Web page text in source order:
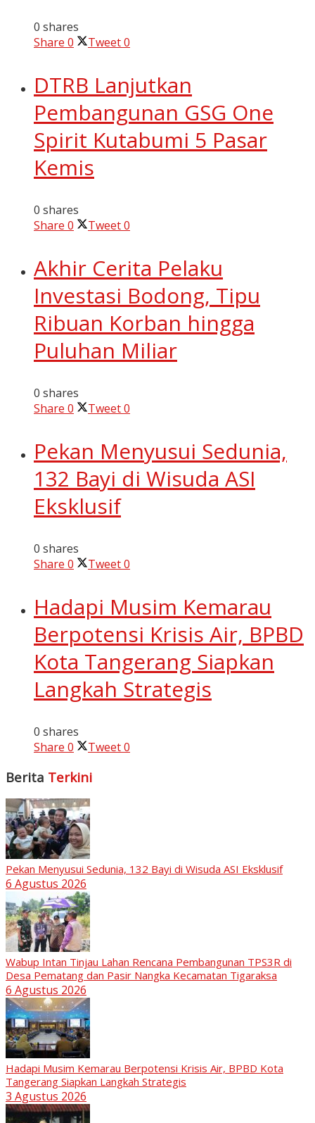
0 shares
Share 0 Tweet0
DTRB Lanjutkan
Pembangunan GSG One
Spirit Kutabumi 5 Pasar
Kemis
0 shares
Share 0 Tweet0
Akhir Cerita Pelaku
Investasi Bodong, Tipu
Ribuan Korban hingga
Puluhan Miliar
0 shares
Share 0 Tweet0
Pekan Menyusui Sedunia,
132 Bayi di Wisuda ASI
Eksklusif
0 shares
Share 0 Tweet0
Hadapi Musim Kemarau
Berpotensi Krisis Air, BPBD
Kota Tangerang Siapkan
Langkah Strategis
0 shares
Share 0 Tweet0
Berita Terkini
Pekan Menyusui Sedunia, 132 Bayi di Wisuda ASI Eksklusif
6 Agustus 2026
Wabup Intan Tinjau Lahan Rencana Pembangunan TPS3R di
Desa Pematang dan Pasir Nangka Kecamatan Tigaraksa
6 Agustus 2026
Hadapi Musim Kemarau Berpotensi Krisis Air, BPBD Kota
Tangerang Siapkan Langkah Strategis
3 Agustus 2026